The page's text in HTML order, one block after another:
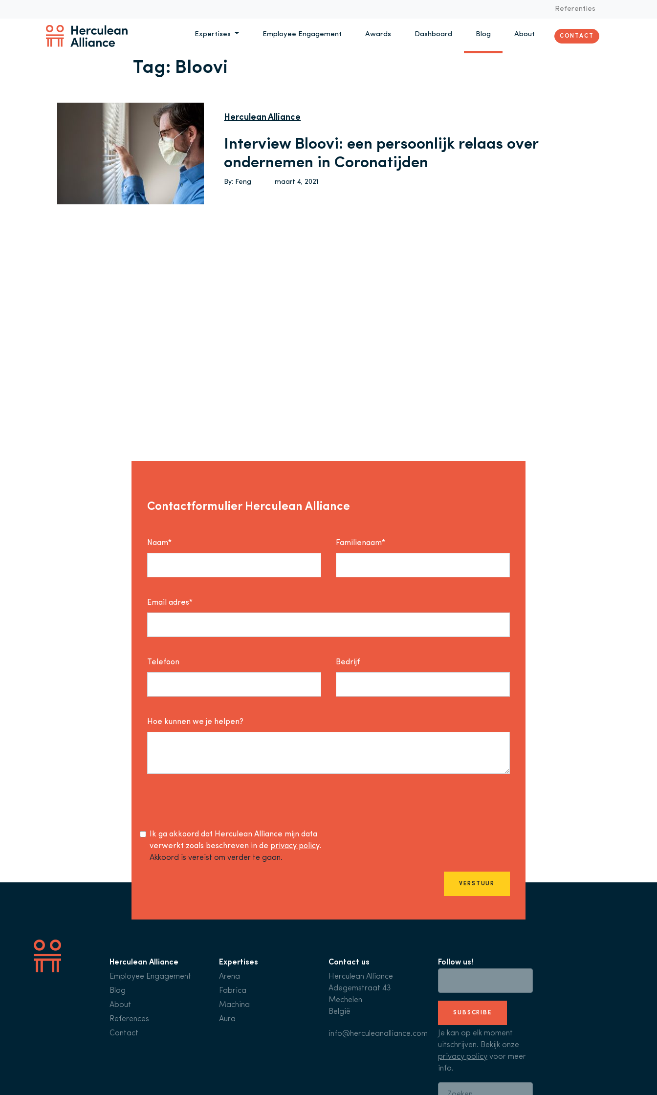
Referenties
Expertises Employee Engagement Awards Dashboard Blog About CONTACT
Tag: Bloovi
Herculean Alliance
Interview Bloovi: een persoonlijk relaas over
ondernemen in Coronatijden
By: Feng maart 4, 2021
Contactformulier Herculean Alliance
Naam* Familienaam*
Email adres*
Telefoon Bedrijf
Hoe kunnen we je helpen?
Ik ga akkoord dat Herculean Alliance mijn data
verwerkt zoals beschreven in de privacy policy.
Akkoord is vereist om verder te gaan.
VERSTUUR
Herculean Alliance
Employee Engagement
Blog
About
References
Contact
Expertises
Arena
Fabrica
Machina
Aura
Contact us
Herculean Alliance
Adegemstraat 43
Mechelen
België
info@herculeanalliance.com
Follow us!
SUBSCRIBE
Je kan op elk moment
uitschrijven. Bekijk onze
privacy policy voor meer
info.